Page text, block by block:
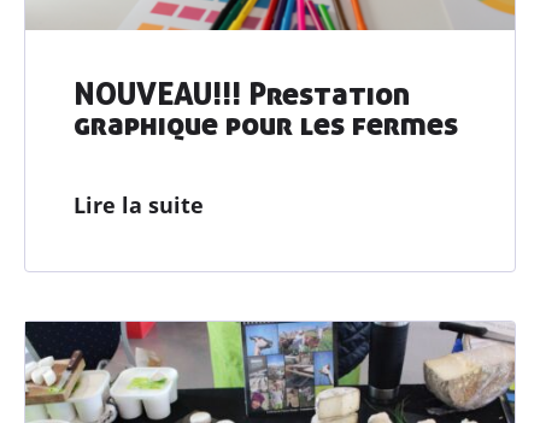
NOUVEAU!!! Prestation
graphique pour les fermes
Lire la suite